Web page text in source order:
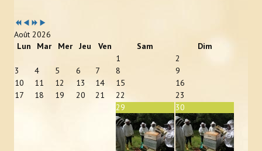
Historique et objectifs du rucher-école
À lire, avant de se lancer
Inscriptions
Calendrier et descriptif des stages
Année
précédente
Mois
précédent
Année
suivante
Mois
suivant
Août 2026
Lun
Mar Mer Jeu Ven Sam
Dim
1
2
3
4 5 6 7 8
9
10
11 12 13 14 15
16
17
18 19 20 21 22 23
29 30